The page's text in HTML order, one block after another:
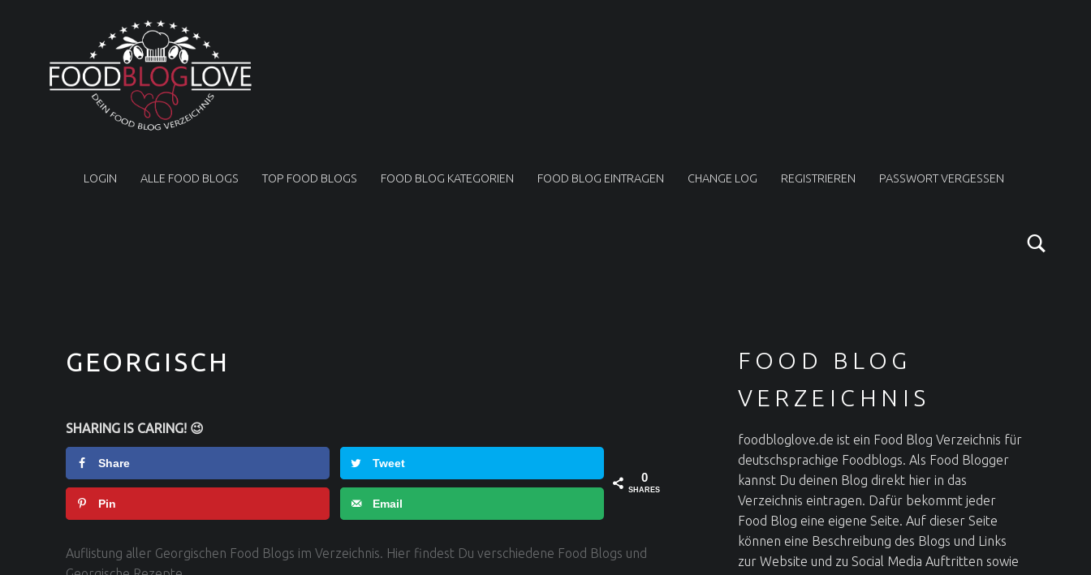
G
LOGIN ALLE FOOD BLOGS TOP FOOD BLOGS FOOD BLOG KATEGORIEN FOOD BLOG EINTRAGEN CHANGE LOG REGISTRIEREN PASSWORT VERGESSEN
GEORGISCH
SHARING IS CARING! 😉
Share Tweet
Pin Email
0
SHARES
Auflistung aller Georgischen Food Blogs im Verzeichnis. Hier findest Du verschiedene Food Blogs und
FOOD BLOG
VERZEICHNIS
foodbloglove.de ist ein Food Blog Verzeichnis für
deutschsprachige Foodblogs. Als Food Blogger
kannst Du deinen Blog direkt hier in das
Verzeichnis eintragen. Dafür bekommt jeder
Food Blog eine eigene Seite. Auf dieser Seite
können eine Beschreibung des Blogs und Links
zur Website und zu Social Media Auftritten sowie